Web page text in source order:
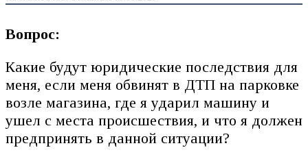
Вопрос:
Какие будут юридические последствия для
меня, если меня обвинят в ДТП на парковке
возле магазина, где я ударил машину и
ушел с места происшествия, и что я должен
предпринять в данной ситуации?